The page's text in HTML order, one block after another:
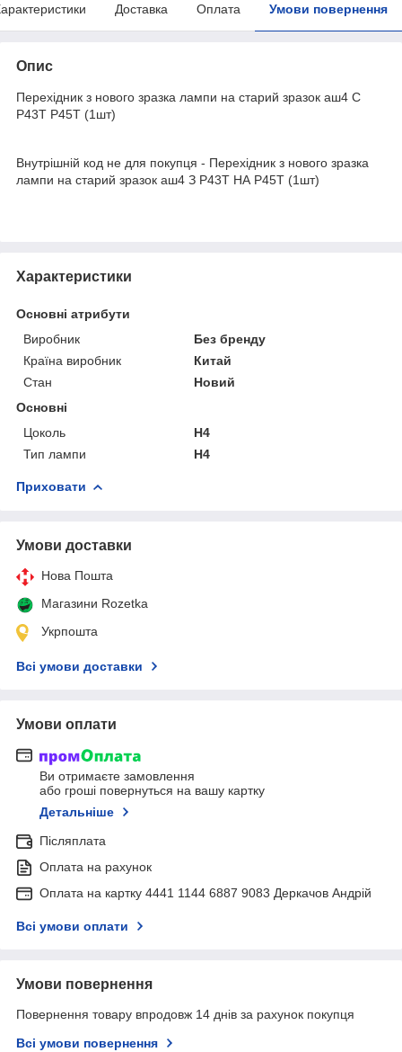
Доставка Оплата Умови повернення
Опис
Перехідник з нового зразка лампи на старий зразок аш4 С
P43T P45T (1шт)
Внутрішній код не для покупця - Перехідник з нового зразка
лампи на старий зразок аш4 З P43T НА P45T (1шт)
Характеристики
Основні атрибути
Виробник
Без бренду
Країна виробник
Китай
Стан
Новий
Основні
Цоколь
H4
Тип лампи
H4
Приховати
Умови доставки
Нова Пошта
Магазини Rozetka
Укрпошта
Всі умови доставки
Умови оплати
Ви отримаєте замовлення
або гроші повернуться на вашу картку
Детальніше
Післяплата
Оплата на рахунок
Оплата на картку 4441 1144 6887 9083 Деркачов Андрій
Всі умови оплати
Умови повернення
Повернення товару впродовж 14 днів за рахунок покупця
Всі умови повернення